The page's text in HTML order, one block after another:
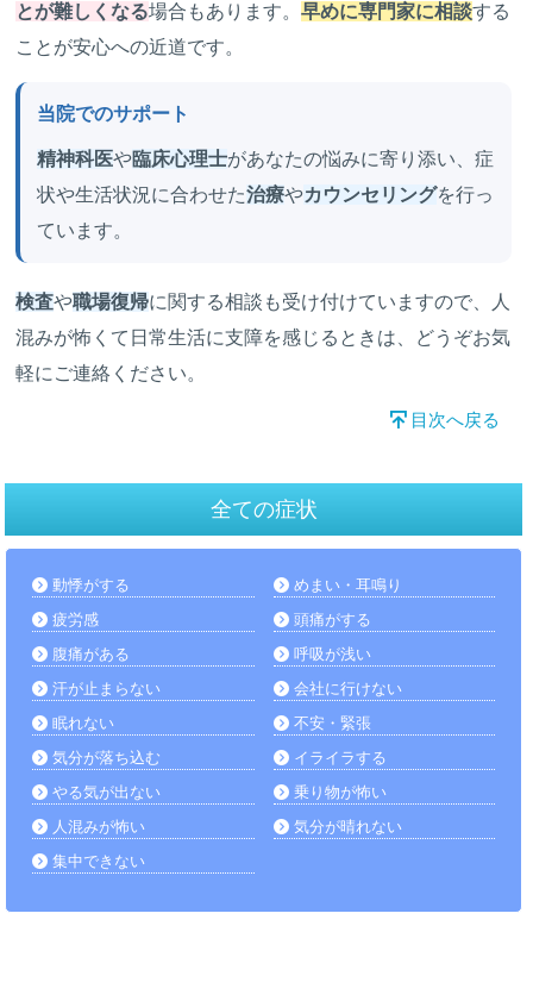
とが難しくなる場合もあります。早めに専門家に相談する
ことが安心への近道です。
当院でのサポート
精神科医や臨床心理士があなたの悩みに寄り添い、症
状や生活状況に合わせた治療やカウンセリングを行っ
ています。
検査や職場復帰に関する相談も受け付けていますので、人
混みが怖くて日常生活に支障を感じるときは、どうぞお気
軽にご連絡ください。
目次へ戻る
全ての症状
動悸がする
めまい・耳鳴り
疲労感
頭痛がする
腹痛がある
呼吸が浅い
汗が止まらない
会社に行けない
眠れない
不安・緊張
気分が落ち込む
イライラする
やる気が出ない
乗り物が怖い
人混みが怖い
気分が晴れない
集中できない